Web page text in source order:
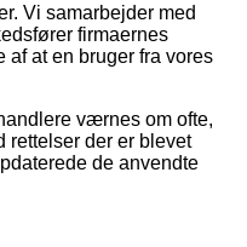
Vi samarbejder med
firmaernes
at en bruger fra vores
værnes om ofte,
rettelser der er blevet
de anvendte